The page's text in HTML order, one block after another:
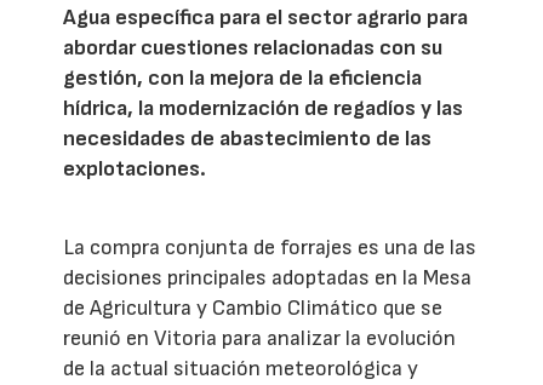
Agua específica para el sector agrario para
abordar cuestiones relacionadas con su
gestión, con la mejora de la eficiencia
hídrica, la modernización de regadíos y las
necesidades de abastecimiento de las
explotaciones.
La compra conjunta de forrajes es una de las
decisiones principales adoptadas en la Mesa
de Agricultura y Cambio Climático que se
reunió en Vitoria para analizar la evolución
de la actual situación meteorológica y